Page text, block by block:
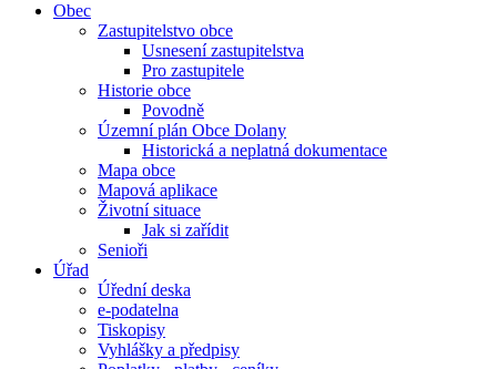
Obec
Zastupitelstvo obce
Usnesení zastupitelstva
Pro zastupitele
Historie obce
Povodně
Územní plán Obce Dolany
Historická a neplatná dokumentace
Mapa obce
Mapová aplikace
Životní situace
Jak si zařídit
Senioři
Úřad
Úřední deska
e-podatelna
Tiskopisy
Vyhlášky a předpisy